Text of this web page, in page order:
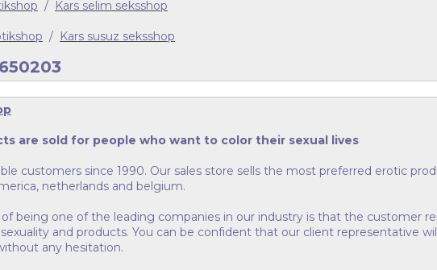
/ Kars selim seksshop
/ Kars susuz seksshop
are sold for people who want to color their sexual lives
customers since 1990. Our sales store sells the most preferred erotic
netherlands and belgium.
being one of the leading companies in our industry is that the customer
and products. You can be confident that our client representative
any hesitation.